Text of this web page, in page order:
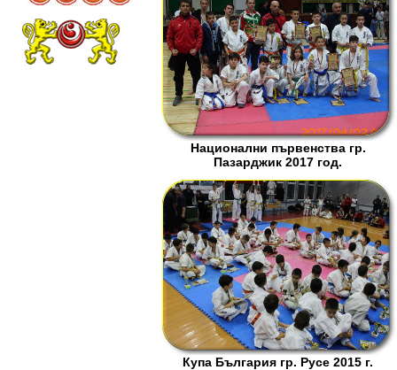
Национални първенства гр.
Пазарджик 2017 год.
Купа България гр. Русе 2015 г.